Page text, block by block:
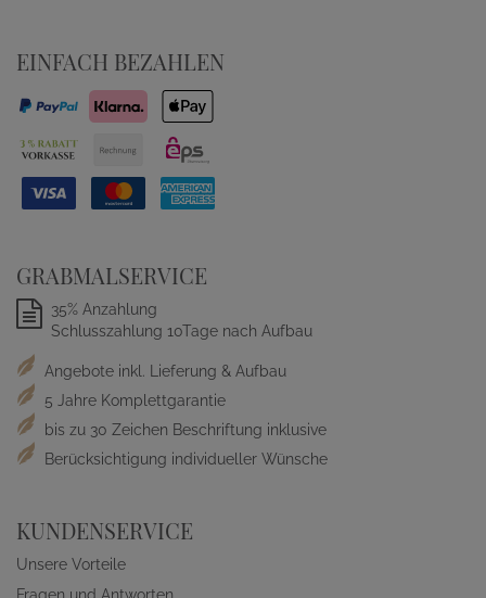
EINFACH BEZAHLEN
GRABMALSERVICE
35% Anzahlung
Schlusszahlung 10Tage nach Aufbau
Angebote inkl. Lieferung & Aufbau
5 Jahre Komplettgarantie
bis zu 30 Zeichen Beschriftung inklusive
Berücksichtigung individueller Wünsche
KUNDENSERVICE
Unsere Vorteile
Fragen und Antworten